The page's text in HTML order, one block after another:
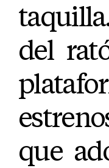
del
que